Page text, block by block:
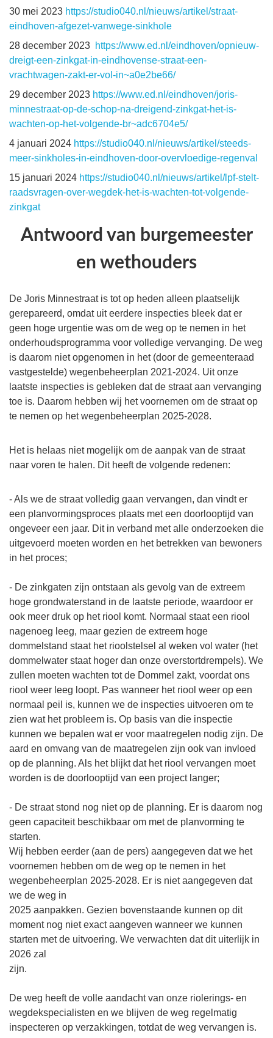
30 mei 2023 https://studio040.nl/nieuws/artikel/straat-
eindhoven-afgezet-vanwege-sinkhole
28 december 2023 https://www.ed.nl/eindhoven/opnieuw-
dreigt-een-zinkgat-in-eindhovense-straat-een-
vrachtwagen-zakt-er-vol-in~a0e2be66/
29 december 2023 https://www.ed.nl/eindhoven/joris-
minnestraat-op-de-schop-na-dreigend-zinkgat-het-is-
wachten-op-het-volgende-br~adc6704e5/
4 januari 2024 https://studio040.nl/nieuws/artikel/steeds-
meer-sinkholes-in-eindhoven-door-overvloedige-regenval
15 januari 2024 https://studio040.nl/nieuws/artikel/lpf-stelt-
raadsvragen-over-wegdek-het-is-wachten-tot-volgende-
zinkgat
Antwoord van burgemeester
en wethouders
De Joris Minnestraat is tot op heden alleen plaatselijk
gerepareerd, omdat uit eerdere inspecties bleek dat er
geen hoge urgentie was om de weg op te nemen in het
onderhoudsprogramma voor volledige vervanging. De weg
is daarom niet opgenomen in het (door de gemeenteraad
vastgestelde) wegenbeheerplan 2021-2024. Uit onze
laatste inspecties is gebleken dat de straat aan vervanging
toe is. Daarom hebben wij het voornemen om de straat op
te nemen op het wegenbeheerplan 2025-2028.
Het is helaas niet mogelijk om de aanpak van de straat
naar voren te halen. Dit heeft de volgende redenen:
- Als we de straat volledig gaan vervangen, dan vindt er
een planvormingsproces plaats met een doorlooptijd van
ongeveer een jaar. Dit in verband met alle onderzoeken die
uitgevoerd moeten worden en het betrekken van bewoners
in het proces;
- De zinkgaten zijn ontstaan als gevolg van de extreem
hoge grondwaterstand in de laatste periode, waardoor er
ook meer druk op het riool komt. Normaal staat een riool
nagenoeg leeg, maar gezien de extreem hoge
dommelstand staat het rioolstelsel al weken vol water (het
dommelwater staat hoger dan onze overstortdrempels). We
zullen moeten wachten tot de Dommel zakt, voordat ons
riool weer leeg loopt. Pas wanneer het riool weer op een
normaal peil is, kunnen we de inspecties uitvoeren om te
zien wat het probleem is. Op basis van die inspectie
kunnen we bepalen wat er voor maatregelen nodig zijn. De
aard en omvang van de maatregelen zijn ook van invloed
op de planning. Als het blijkt dat het riool vervangen moet
worden is de doorlooptijd van een project langer;
- De straat stond nog niet op de planning. Er is daarom nog
geen capaciteit beschikbaar om met de planvorming te
starten.
Wij hebben eerder (aan de pers) aangegeven dat we het
voornemen hebben om de weg op te nemen in het
wegenbeheerplan 2025-2028. Er is niet aangegeven dat
we de weg in
2025 aanpakken. Gezien bovenstaande kunnen op dit
moment nog niet exact aangeven wanneer we kunnen
starten met de uitvoering. We verwachten dat dit uiterlijk in
2026 zal
zijn.
De weg heeft de volle aandacht van onze riolerings- en
wegdekspecialisten en we blijven de weg regelmatig
inspecteren op verzakkingen, totdat de weg vervangen is.